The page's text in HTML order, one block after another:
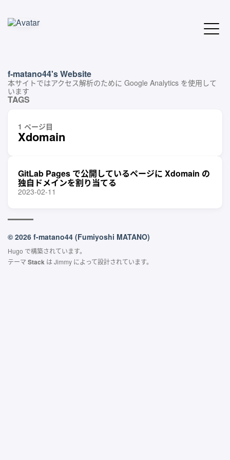
f-matano44's Website
本サイトではアクセス解析のために Google Analytics を使用して
います
TAGS
1 ページ目
Xdomain
GitLab Pages で公開しているページに Xdomain の
独自ドメインを割り当てる
2023-02-11
© 2026 f-matano44 (Fumiyoshi MATANO)
Hugo で構築されています。
テーマ Stack はJimmy によって設計されています。